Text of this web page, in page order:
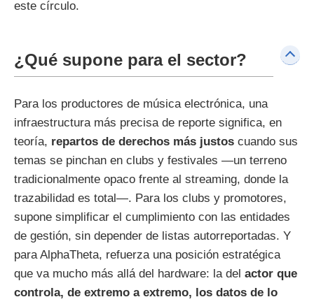
este círculo.
¿Qué supone para el sector?
Para los productores de música electrónica, una
infraestructura más precisa de reporte significa, en
teoría, repartos de derechos más justos cuando sus
temas se pinchan en clubs y festivales —un terreno
tradicionalmente opaco frente al streaming, donde la
trazabilidad es total—. Para los clubs y promotores,
supone simplificar el cumplimiento con las entidades
de gestión, sin depender de listas autorreportadas. Y
para AlphaTheta, refuerza una posición estratégica
que va mucho más allá del hardware: la del actor que
controla, de extremo a extremo, los datos de lo